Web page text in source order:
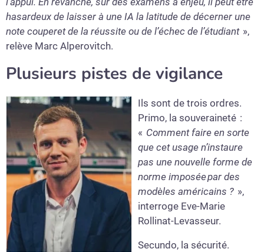
hasardeux de laisser à une IA la latitude de décerner une
note couperet de la réussite ou de l’échec de l’étudiant »,
relève Marc Alperovitch.
Plusieurs pistes de vigilance
Ils sont de trois ordres.
Primo, la souveraineté :
« Comment faire en sorte
que cet usage n’instaure
pas une nouvelle forme de
norme imposée par des
modèles américains ? »,
interroge Eve-Marie
Rollinat-Levasseur.
Secundo, la sécurité.